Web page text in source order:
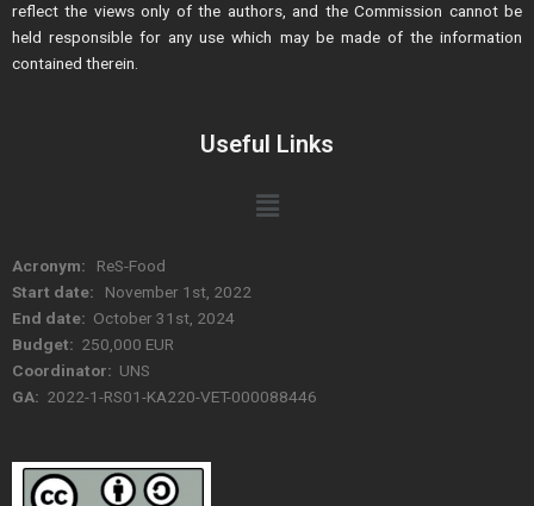
reflect the views only of the authors, and the Commission cannot be
held responsible for any use which may be made of the information
contained therein.
Useful Links
Menu
Acronym: ReS-Food
Start date: November 1st, 2022
End date: October 31st, 2024
Budget: 250,000 EUR
Coordinator: UNS
GA: 2022-1-RS01-KA220-VET-000088446